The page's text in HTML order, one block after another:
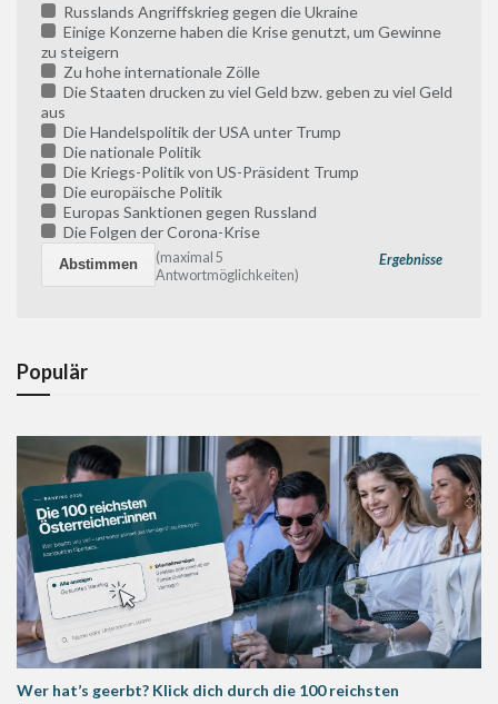
Russlands Angriffskrieg gegen die Ukraine
Einige Konzerne haben die Krise genutzt, um Gewinne
zu steigern
Zu hohe internationale Zölle
Die Staaten drucken zu viel Geld bzw. geben zu viel Geld
aus
Die Handelspolitik der USA unter Trump
Die nationale Politik
Die Kriegs-Politik von US-Präsident Trump
Die europäische Politik
Europas Sanktionen gegen Russland
Die Folgen der Corona-Krise
Ergebnisse
(maximal 5
Antwortmöglichkeiten)
Populär
Wer hat’s geerbt? Klick dich durch die 100 reichsten